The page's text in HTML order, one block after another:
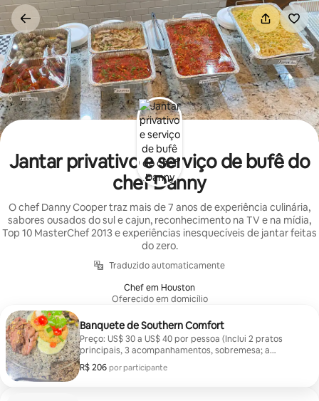
Pular
para
o
conteúdo
Jantar privativo e serviço de bufê do
chef Danny
O chef Danny Cooper traz mais de 7 anos de experiência culinária,
sabores ousados do sul e cajun, reconhecimento na TV e na mídia,
Top 10 MasterChef 2013 e experiências inesquecíveis de jantar feitas
do zero.
Traduzido automaticamente
Chef em Houston
Oferecido em domicílio
Banquete de Southern Comfort
Preço: US$ 30 a US$ 40 por pessoa (Inclui 2 pratos
principais, 3 acompanhamentos, sobremesa; a
personalização pode aumentar o preço) Pratos
principais (escolha 2 por refeição, incluídos no preço)
R$ 206 por participante
R$ 206 por participante